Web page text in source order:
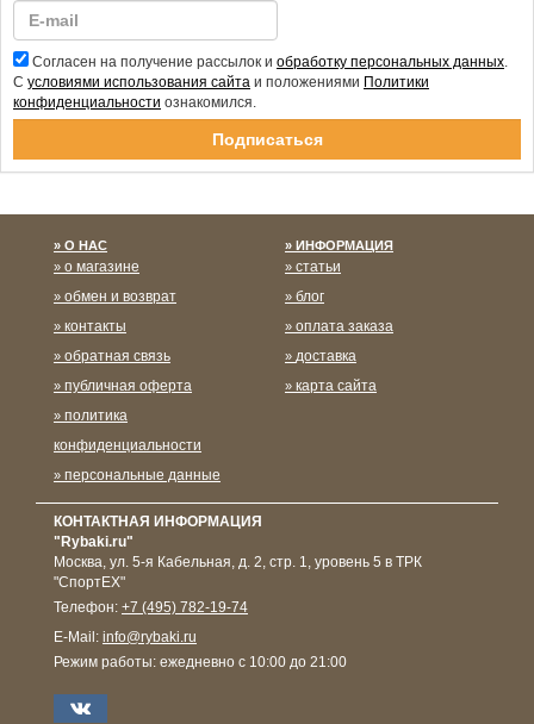
Согласен на получение рассылок и обработку персональных данных
С условиями использования сайта и положениями Политики
конфиденциальности ознакомился.
Спасибо за подписку!
О НАС
о магазине
обмен и возврат
контакты
обратная связь
публичная оферта
политика
конфиденциальности
персональные данные
ИНФОРМАЦИЯ
статьи
блог
оплата заказа
доставка
карта сайта
КОНТАКТНАЯ ИНФОРМАЦИЯ
"Rybaki.ru"
Москва, ул. 5-я Кабельная, д. 2, стр. 1, уровень 5 в ТРК
"СпортЕХ"
Телефон: +7 (495) 782-19-74
E-Mail: info@rybaki.ru
Режим работы: ежедневно с 10:00 до 21:00